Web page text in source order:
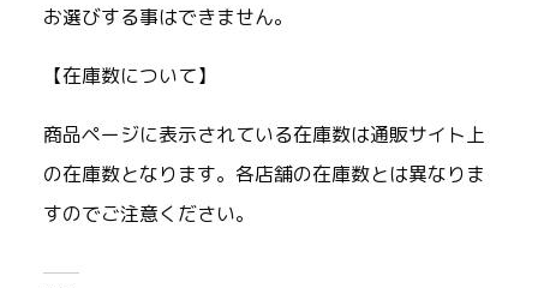
お選びする事はできません。
【在庫数について】
商品ページに表示されている在庫数は通販サイト上
の在庫数となります。各店舗の在庫数とは異なりま
すのでご注意ください。